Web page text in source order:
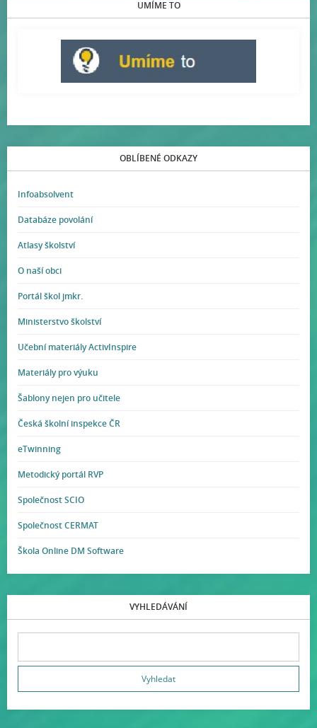
UMÍME TO
OBLÍBENÉ ODKAZY
Infoabsolvent
Databáze povolání
Atlasy školství
O naší obci
Portál škol jmkr.
Ministerstvo školství
Učební materiály ActivInspire
Materiály pro výuku
Šablony nejen pro učitele
Česká školní inspekce ČR
eTwinning
Metodický portál RVP
Společnost SCIO
Společnost CERMAT
Škola Online DM Software
VYHLEDÁVÁNÍ